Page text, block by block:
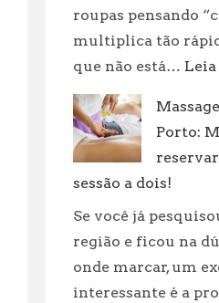
roupas pensando
multiplica tão
que não está…
Porto:
sessão a dois!
Se você já
região e ficou na
onde marcar, um
interessante é a